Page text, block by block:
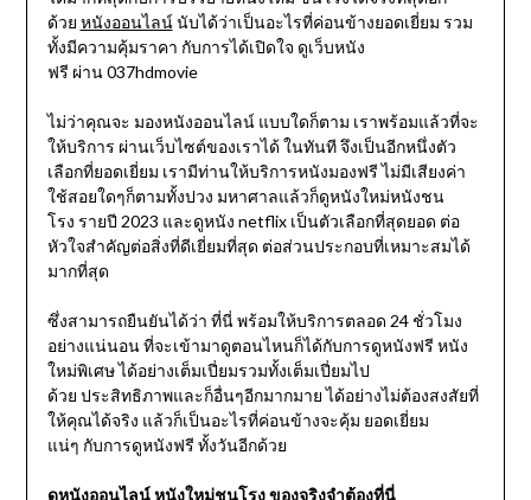
ด้วย หนังออนไลน์นับได้ว่าเป็นอะไรที่ค่อนข้างยอดเยี่ยม รวม
ทั้งมีความคุ้มราคา กับการได้เปิดใจ ดูเว็บหนัง
ฟรี ผ่าน 037hdmovie
ไม่ว่าคุณจะ มองหนังออนไลน์ แบบใดก็ตาม เราพร้อมแล้วที่จะ
ให้บริการ ผ่านเว็บไซต์ของเราได้ ในทันที จึงเป็นอีกหนึ่งตัว
เลือกที่ยอดเยี่ยม เรามีท่านให้บริการหนังมองฟรี ไม่มีเสียงค่า
ใช้สอยใดๆก็ตามทั้งปวง มหาศาลแล้วก็ดูหนังใหม่หนังชน
โรง รายปี 2023 และดูหนัง netflix เป็นตัวเลือกที่สุดยอด ต่อ
หัวใจสำคัญต่อสิ่งที่ดีเยี่ยมที่สุด ต่อส่วนประกอบที่เหมาะสมได้
มากที่สุด
ซึ่งสามารถยืนยันได้ว่า ที่นี่ พร้อมให้บริการตลอด 24 ชั่วโมง
อย่างแน่นอน ที่จะเข้ามาดูตอนไหนก็ได้กับการดูหนังฟรี หนัง
ใหม่พิเศษ ได้อย่างเต็มเปี่ยมรวมทั้งเต็มเปี่ยมไป
ด้วย ประสิทธิภาพและก็อื่นๆอีกมากมาย ได้อย่างไม่ต้องสงสัยที่
ให้คุณได้จริง แล้วก็เป็นอะไรที่ค่อนข้างจะคุ้ม ยอดเยี่ยม
แน่ๆ กับการดูหนังฟรี ทั้งวันอีกด้วย
ดูหนังออนไลน์ หนังใหม่ชนโรง ของจริงจำต้องที่นี่